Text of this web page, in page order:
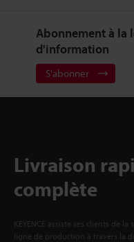
Abonnement à la
d'information
S'abonner
Livraison
complète
KEYENCE assiste ses clients de
ligne de production à travers la